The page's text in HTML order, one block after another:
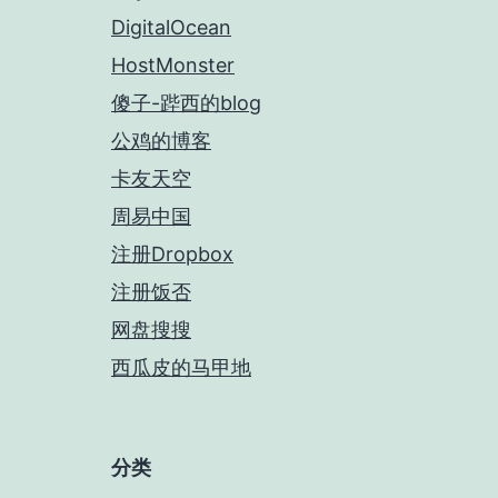
DigitalOcean
HostMonster
傻子-跸西的blog
公鸡的博客
卡友天空
周易中国
注册Dropbox
注册饭否
网盘搜搜
西瓜皮的马甲地
分类